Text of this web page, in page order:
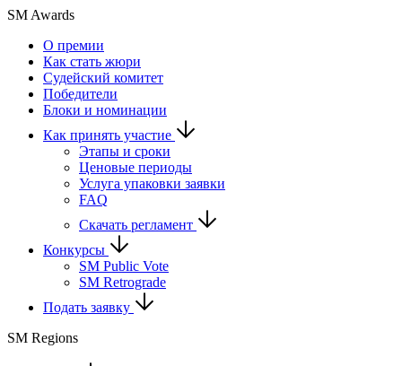
SM Awards
О премии
Как стать жюри
Судейский комитет
Победители
Блоки и номинации
Как принять участие
Этапы и сроки
Ценовые периоды
Услуга упаковки заявки
FAQ
Скачать регламент
Конкурсы
SM Public Vote
SM Retrograde
Подать заявку
SM Regions